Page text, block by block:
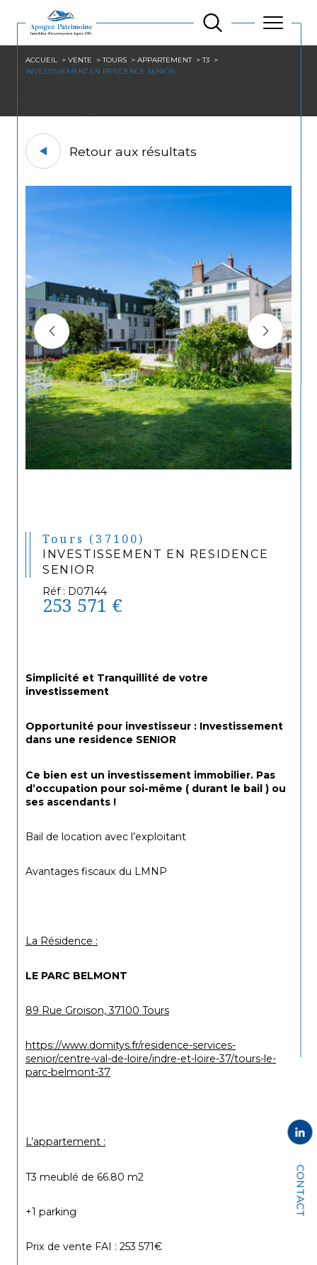
CONTACT
ACCUEIL VENTE TOURS APPARTEMENT
T3
INVESTISSEMENT EN RESIDENCE SENIOR
Retour aux résultats
Tours (37100)
INVESTISSEMENT EN RESIDENCE
SENIOR
Réf : D07144
253 571 €
Simplicité et Tranquillité de votre
investissement
Opportunité pour investisseur : Investissement
dans une residence SENIOR
Ce bien est un investissement immobilier. Pas
d’occupation pour soi-même ( durant le bail ) ou
ses ascendants !
Bail de location avec l’exploitant
Avantages fiscaux du LMNP
La Résidence :
LE PARC BELMONT
89 Rue Groison, 37100 Tours
https://www.domitys.fr/residence-services-
senior/centre-val-de-loire/indre-et-loire-37/tours-le-
parc-belmont-37
L’appartement :
T3 meublé de 66.80 m2
+1 parking
Prix de vente FAI : 253 571€